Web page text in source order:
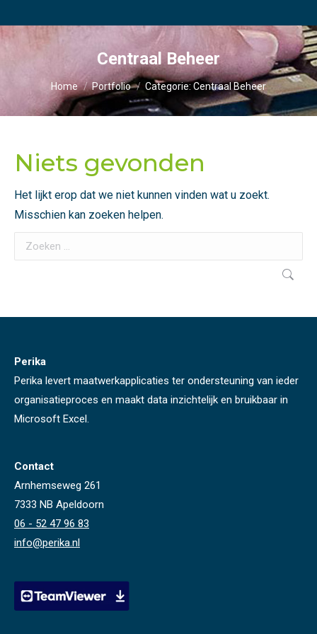
Centraal Beheer
Je bent hier:
Home Portfolio Categorie: Centraal Beheer
Niets gevonden
Het lijkt erop dat we niet kunnen vinden wat u zoekt.
Misschien kan zoeken helpen.
Search:
Perika
Perika levert maatwerkapplicaties ter ondersteuning van ieder
organisatieproces en maakt data inzichtelijk en bruikbaar in
Microsoft Excel.
Contact
Arnhemseweg 261
7333 NB Apeldoorn
06 - 52 47 96 83
info@perika.nl